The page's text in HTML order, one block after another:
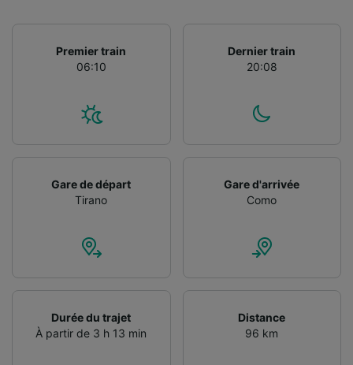
Premier train
06:10
Dernier train
20:08
Gare de départ
Tirano
Gare d'arrivée
Como
Durée du trajet
À partir de 3 h 13 min
Distance
96 km
de traçage si vous nous avez demandé de ne
pas vous tracer.
finalités suivantes :
l’identification. Stocker et/ou accéder à des
informations sur un appareil. Publicités et
études d’audience et développement de
Liste de nos partenaires (fournisseurs)